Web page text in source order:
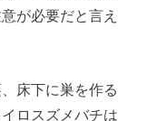
が必要だと言え
床下に巣を作る
ロスズメバチは